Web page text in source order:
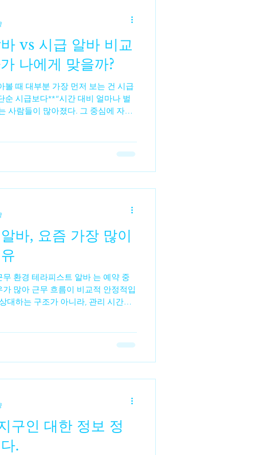
대전은 아니지만 참고용) 아래 공고들
마사지/테라피 관련 알바 공고 사례
대전 서구 스웨디시 여성관리사 구
vs 시급 알바 비교
나에게 맞을까?
볼 때 대부분 가장 먼저 보는 건 시급
순 시급보다**“시간 대비 얼마나 벌
사람들이 많아졌다. 그 중심에 자주
바는✔ 관리 1건당 정산✔ 출근 시간
하다. 같은 4시간을 일해도 스웨디시
급 알바는✔ 오래 일할수록 수입이 늘
정해져 있어 큰 차이를 만들기 어렵
타임 단가가 높고 집중 근무 시 짧
이 크다. 그래서✔ 투잡✔ 파트타임✔
바, 요즘 가장 많이
무 환경 테라피스트 알바 는 예약 중
많아 근무 흐름이 비교적 안정적입
대하는 구조가 아니라, 관리 시간과
적인 수입 테라피스트 알바 를 추천
나는 수입 구조의 효율성 입니다. 무
분들에게는 체력 소모 대비 만족도
니다. 3. 초보자도 시작 가능한 진입
해 보이지만, 실제로는 기본 교육을
보자도 시작할 수 있습니다.후기에서
단계별 교육 무리 없는 적응
정보 정
.